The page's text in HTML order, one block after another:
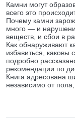
Камни могут
всего это
Почему камни
много — и
веществ, и сбои в
Как обнаруживают
избавиться,
подробно
рекомендации по
Книга адресована
независимо от пола,